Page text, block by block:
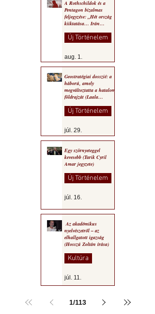
A Rothschildok és a
Pentagon bizalmas
feljegyzése: „Hét ország
kiiktatása… Irán
Új Történelem
aug. 1.
Geostratégiai dosszié: a
háború, amely
megváltoztatta a hatalom
földrajzát (Laala
Új Történelem
júl. 29.
Egy szörnyeteggel
kevesebb (Tarik Cyril
Amar jegyzete)
Új Történelem
júl. 16.
Az akadémikus
nyelvészetről – az
elhallgatott igazság
(Hosszú Zoltán írása)
Kultúra
júl. 11.
1/113